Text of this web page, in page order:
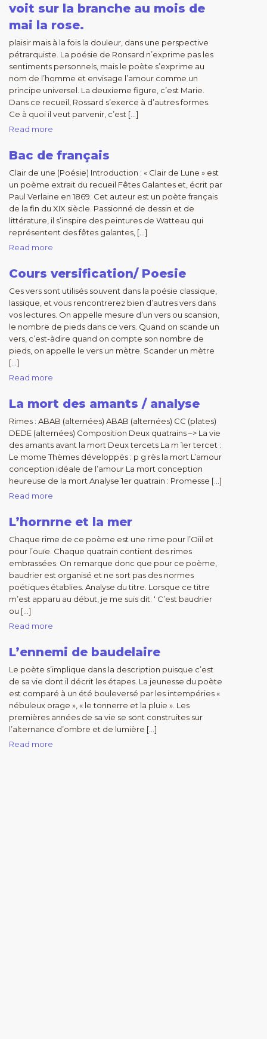
voit sur la branche au mois de
mai la rose.
plaisir mais à la fois la douleur, dans une perspective
pétrarquiste. La poésie de Ronsard n’exprime pas les
sentiments personnels, mais le poète s’exprime au
nom de l’homme et envisage l’amour comme un
principe universel. La deuxieme figure, c’est Marie.
Dans ce recueil, Rossard s’exerce à d’autres formes.
Ce à quoi il veut parvenir, c’est […]
Read more
Bac de français
Clair de une (Poésie) Introduction : « Clair de Lune » est
un poème extrait du recueil Fêtes Galantes et, écrit par
Paul Verlaine en 1869. Cet auteur est un poète français
de la fin du XIX siècle. Passionné de dessin et de
littérature, il s’inspire des peintures de Watteau qui
représentent des fêtes galantes, […]
Read more
Cours versification/ Poesie
Ces vers sont utilisés souvent dans la poésie classique,
lassique, et vous rencontrerez bien d’autres vers dans
vos lectures. On appelle mesure d’un vers ou scansion,
le nombre de pieds dans ce vers. Quand on scande un
vers, c’est-àdire quand on compte son nombre de
pieds, on appelle le vers un mètre. Scander un mètre
[…]
Read more
La mort des amants / analyse
Rimes : ABAB (alternées) ABAB (alternées) CC (plates)
DEDE (alternées) Composition Deux quatrains –> La vie
des amants avant la mort Deux tercets La m 1er tercet :
Le mome Thèmes développés : p g rès la mort L’amour
conception idéale de l’amour La mort conception
heureuse de la mort Analyse 1er quatrain : Promesse […]
Read more
L’hornrne et la mer
Chaque rime de ce poème est une rime pour l’Oiil et
pour l’ouïe. Chaque quatrain contient des rimes
embrassées. On remarque donc que pour ce poème,
baudrier est organisé et ne sort pas des normes
poétiques établies. Analyse du titre. Lorsque ce titre
m’est apparu au début, je me suis dit: ‘ C’est baudrier
ou […]
Read more
L’ennemi de baudelaire
Le poète s’implique dans la description puisque c’est
de sa vie dont il décrit les étapes. La jeunesse du poète
est comparé à un été bouleversé par les intempéries «
nébuleux orage », « le tonnerre et la pluie ». Les
premières années de sa vie se sont construites sur
l’alternance d’ombre et de lumière […]
Read more